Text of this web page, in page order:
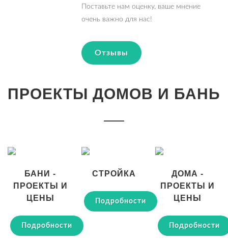
Поставьте нам оценку, ваше мнение
очень важно для нас!
Отзывы
ПРОЕКТЫ ДОМОВ И БАНЬ
БАНИ -
ПРОЕКТЫ И
ЦЕНЫ
Подробности
СТРОЙКА
Подробности
ДОМА -
ПРОЕКТЫ И
ЦЕНЫ
Подробности